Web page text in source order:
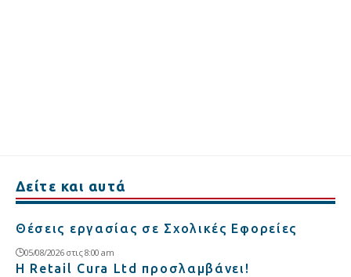
Δείτε και αυτά
Θέσεις εργασίας σε Σχολικές Εφορείες
05/08/2026 στις 8:00 am
Η Retail Cura Ltd προσλαμβάνει!